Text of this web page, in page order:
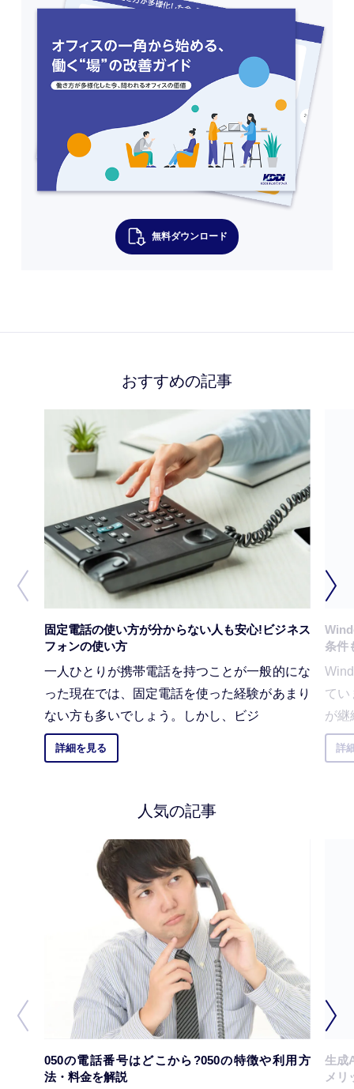
無料ダウンロード
おすすめの記事
固定電話の使い方が分からない人も安心!ビジネス
フォンの使い方
一人ひとりが携帯電話を持つことが一般的にな
った現在では、固定電話を使った経験があまり
ない方も多いでしょう。しかし、ビジ
詳細を見る
条件
て
が継
詳
人気の記事
050の電話番号はどこから?050の特徴や利用方
法・料金を解説
生成
メリ